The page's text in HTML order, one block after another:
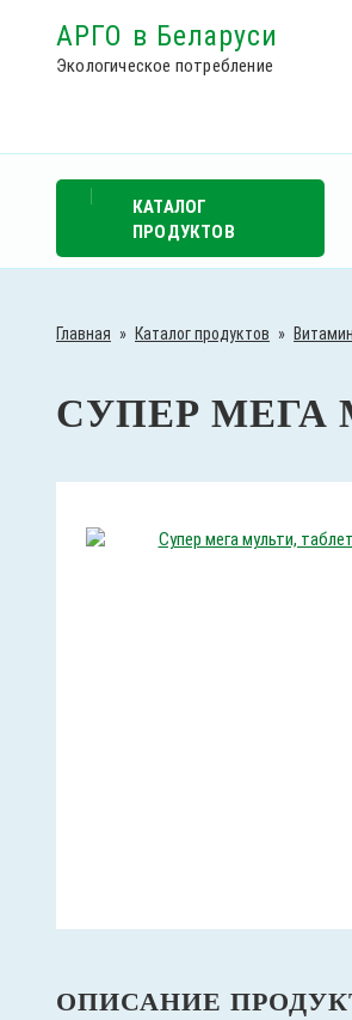
АРГО в Беларуси
Экологическое потребление
КАТАЛОГ
ПРОДУКТОВ
Главная » Каталог продуктов »
СУПЕР МЕГА
ОПИСАНИЕ